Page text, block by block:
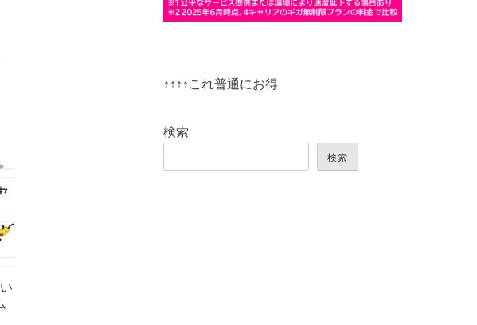
↑↑↑↑これ普通にお得
検索
検索